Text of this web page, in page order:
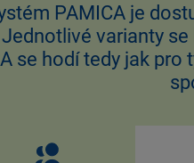
PAMICA je
varianty
se hodí tedy jak